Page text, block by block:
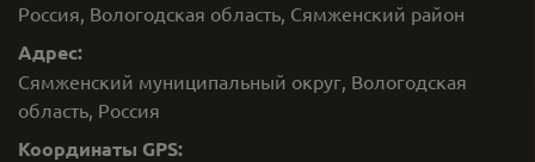
Россия, Вологодская область, Сямженский район
Адрес:
Сямженский муниципальный округ, Вологодская
область, Россия
Координаты GPS: